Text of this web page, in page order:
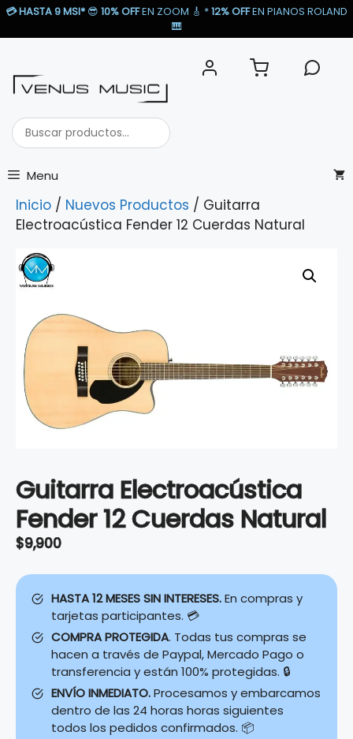
Saltar
💳HASTA 9 MSI* 😎 10% OFFEN ZOOM 🎸​ *12% OFFEN PIANOS ROLAND
🎹​
Buscar
productos...
Menu
Inicio / Nuevos Productos / Guitarra
Electroacústica Fender 12 Cuerdas Natural
Guitarra Electroacústica
Fender 12 Cuerdas Natural
$9,900
HASTA 12 MESES SIN INTERESES.En compras y
tarjetas participantes. 💳
COMPRA PROTEGIDA. Todas tus compras se
hacen a través de Paypal, Mercado Pago o
transferencia y están 100% protegidas. 🔒
ENVÍO INMEDIATO.Procesamos y embarcamos
dentro de las 24 horas horas siguientes
todos los pedidos confirmados. 📦